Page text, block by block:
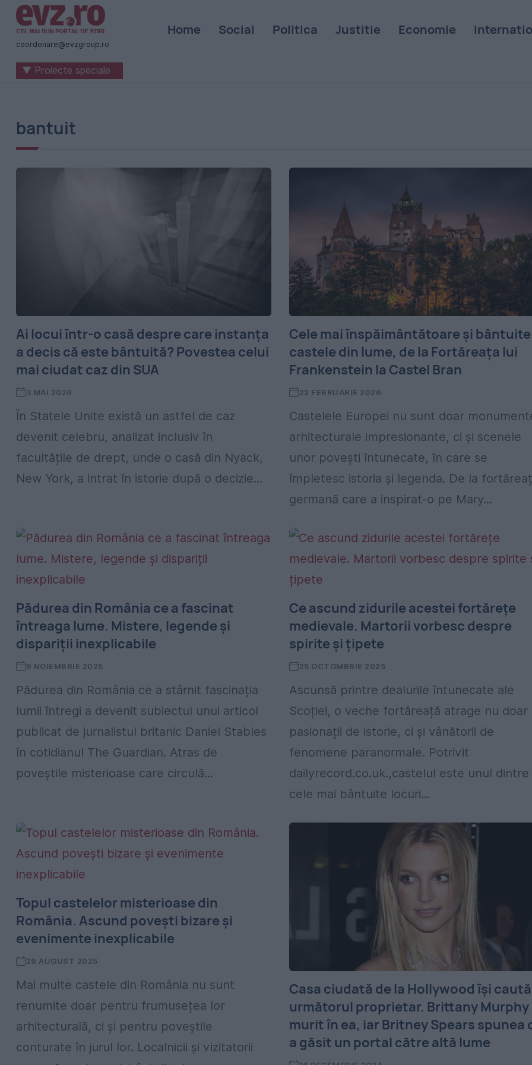
Știri
naționale
internaționale
România
-
coordonare@evzgroup.ro
Home Social Politica Justitie Economie
▼ Proiecte speciale
bantuit
Ai locui într-o casă despre care instanța
a decis că este bântuită? Povestea celui
mai ciudat caz din SUA
3 MAI 2026
În Statele Unite există un astfel de caz
devenit celebru, analizat inclusiv în
facultățile de drept, unde o casă din Nyack,
New York, a intrat în istorie după o decizie...
Cele mai înspăimântătoare și bântuite
castele din lume, de la Fortăreața lui
Frankenstein la Castel Bran
22 FEBRUARIE 2026
Castelele Europei nu sunt doar
arhitecturale impresionante, ci și scenele
unor povești întunecate, în care se
împletesc istoria și legenda. De la
germană care a inspirat-o pe Mary...
Pădurea din România ce a fascinat
întreaga lume. Mistere, legende și
dispariții inexplicabile
9 NOIEMBRIE 2025
Pădurea din România ce a stârnit fascinația
lumii întregi a devenit subiectul unui articol
publicat de jurnalistul britanic Daniel Stables
în cotidianul The Guardian. Atras de
poveștile misterioase care circulă...
Ce ascund zidurile acestei fortărețe
medievale. Martorii vorbesc despre
spirite și țipete
25 OCTOMBRIE 2025
Ascunsă printre dealurile întunecate ale
Scoției, o veche fortăreață atrage nu doar
pasionații de istorie, ci și vânătorii de
fenomene paranormale. Potrivit
dailyrecord.co.uk.,castelul este unul dintre
cele mai bântuite locuri...
Topul castelelor misterioase din
România. Ascund povești bizare și
evenimente inexplicabile
29 AUGUST 2025
Mai multe castele din România nu sunt
renumite doar pentru frumusețea lor
arhitecturală, ci și pentru poveștile
conturate în jurul lor. Localnicii și vizitatorii
Casa ciudată de la Hollywood își caută
următorul proprietar. Brittany Murphy
murit în ea, iar Britney Spears spunea
a găsit un portal către altă lume